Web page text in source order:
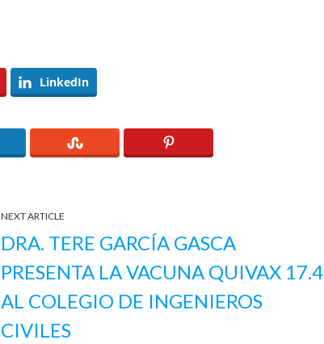
LinkedIn
NEXT ARTICLE
DRA. TERE GARCÍA GASCA
PRESENTA LA VACUNA QUIVAX 17.4
AL COLEGIO DE INGENIEROS
CIVILES